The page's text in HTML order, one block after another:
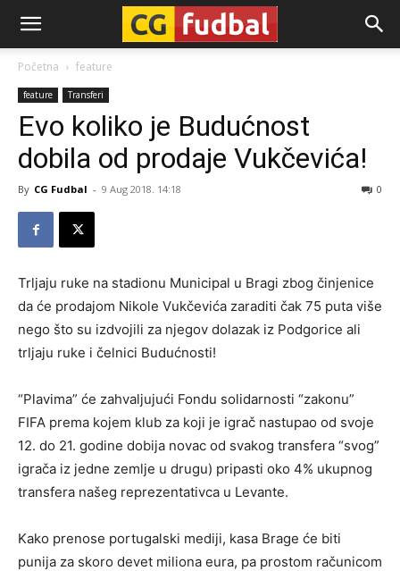
CG-
Fudbal
Početna feature
feature Transferi
Evo koliko je Budućnost
dobila od prodaje Vukčevića!
By CG Fudbal - 9 Aug 2018. 14:18 0
Trljaju ruke na stadionu Municipal u Bragi zbog činjenice
da će prodajom Nikole Vukčevića zaraditi čak 75 puta više
nego što su izdvojili za njegov dolazak iz Podgorice ali
trljaju ruke i čelnici Budućnosti!
“Plavima” će zahvaljujući Fondu solidarnosti “zakonu”
FIFA prema kojem klub za koji je igrač nastupao od svoje
12. do 21. godine dobija novac od svakog transfera “svog”
igrača iz jedne zemlje u drugu) pripasti oko 4% ukupnog
transfera našeg reprezentativca u Levante.
Kako prenose portugalski mediji, kasa Brage će biti
punija za skoro devet miliona eura, pa prostom računicom